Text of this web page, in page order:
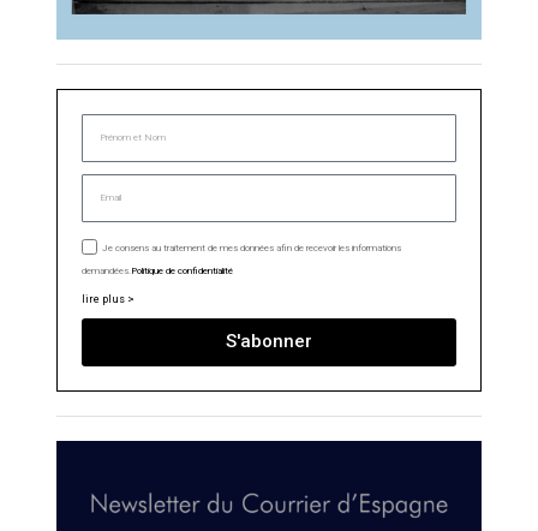
Je consens au traitement de mes données afin de recevoir les informations
demandées. Politique de confidentialité
lire plus >
S'abonner